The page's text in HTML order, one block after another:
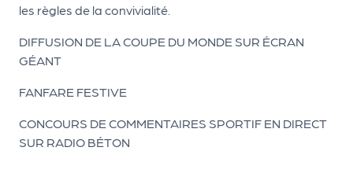
les règles de la convivialité.
DIFFUSION DE LA COUPE DU MONDE SUR ÉCRAN
GÉANT
FANFARE FESTIVE
CONCOURS DE COMMENTAIRES SPORTIF EN DIRECT
SUR RADIO BÉTON
L
e
k
it
d
e